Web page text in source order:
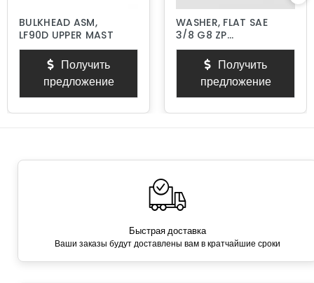
BULKHEAD ASM,
LF90D UPPER MAST
Получить
предложение
WASHER, FLAT SAE
3/8 G8 ZP
HARDENED
Получить
предложение
Быстрая доставка
Ваши заказы будут доставлены вам в кратчайшие сроки